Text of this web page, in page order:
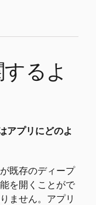
するよ
アプリにどのよ
既存のディープ
を開くことがで
ません。アプリ